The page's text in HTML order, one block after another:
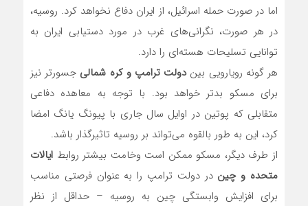
اما در صورت حمله اسرائیل، از ایران دفاع نخواهد کرد. روسیه،
در هر صورت، نگرانی‌های غرب در مورد دستیابی ایران به
توانایی تسلیحات هسته‌ای را دارد.
هر گونه رویارویی بیندولت ترامپ و کره شمالی جسورتر نیز
برای مسکو بدتر خواهد بود. با توجه به معاهده دفاعی
متقابلی که پوتین در اوایل سال جاری با پیونگ یانگ امضا
کرد، این به طور بالقوه می‌تواند بر روسیه تاثیرگذار باشد.
از طرف دیگر، مسکو ممکن است وخامت بیشتر روابط ایالات
متحده و چین در دولت ترامپ را به عنوان فرصتی مناسب
برای افزایش وابستگی چین به روسیه – حداقل از نظر